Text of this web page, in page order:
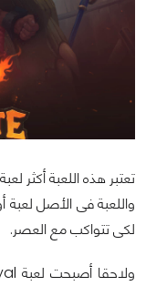
لكى تتواكب مع العصر.